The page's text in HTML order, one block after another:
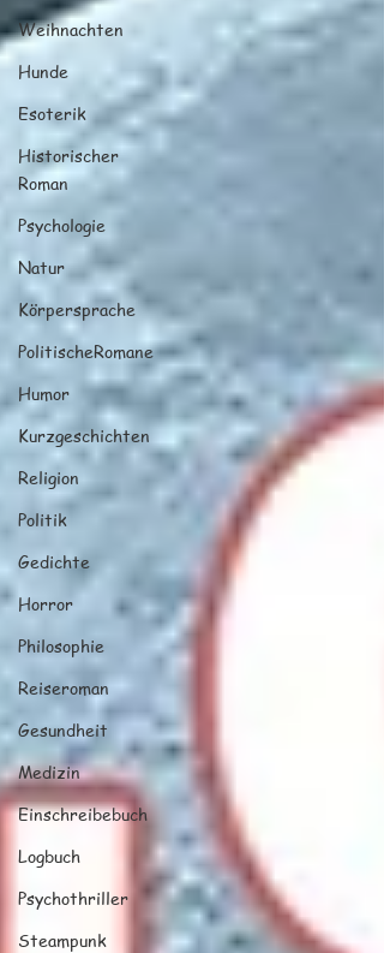
Weihnachten
Hunde
Esoterik
Historischer
Roman
Psychologie
Natur
Körpersprache
PolitischeRomane
Humor
Kurzgeschichten
Religion
Politik
Gedichte
Horror
Philosophie
Reiseroman
Gesundheit
Medizin
Einschreibebuch
Logbuch
Psychothriller
Steampunk